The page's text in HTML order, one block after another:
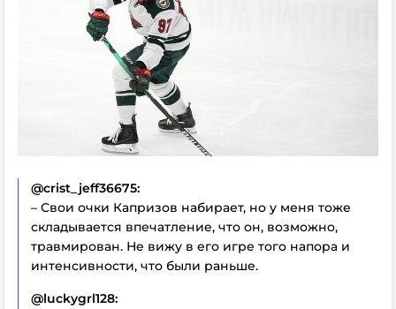
@crist_jeff36675:
– Свои очки Капризов набирает, но у меня тоже
складывается впечатление, что он, возможно,
травмирован. Не вижу в его игре того напора и
интенсивности, что были раньше.
@luckygrl128: